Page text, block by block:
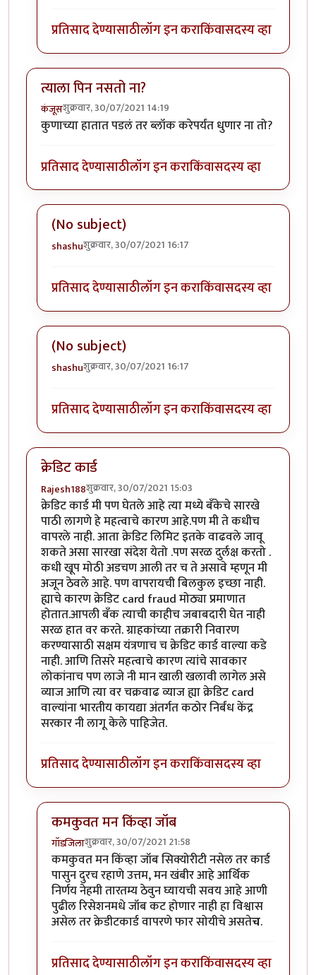
प्रतिसाद देण्यासाठीलॉग इन कराकिंवासदस्य व्हा
त्याला पिन नसतो ना?
कंजूसशुक्रवार, 30/07/2021 14:19
कुणाच्या हातात पडलं तर ब्लॉक करेपर्यंत धुणार ना तो?
प्रतिसाद देण्यासाठीलॉग इन कराकिंवासदस्य व्हा
(No subject)
shashuशुक्रवार, 30/07/2021 16:17
प्रतिसाद देण्यासाठीलॉग इन कराकिंवासदस्य व्हा
(No subject)
shashuशुक्रवार, 30/07/2021 16:17
प्रतिसाद देण्यासाठीलॉग इन कराकिंवासदस्य व्हा
क्रेडिट कार्ड
Rajesh188शुक्रवार, 30/07/2021 15:03
क्रेडिट कार्ड मी पण घेतले आहे त्या मध्ये बँकेचे सारखे
पाठी लागणे हे महत्वाचे कारण आहे.पण मी ते कधीच
वापरले नाही. आता क्रेडिट लिमिट इतके वाढवले जावू
शकते असा सारखा संदेश येतो .पण सरळ दुर्लक्ष करतो .
कधी खूप मोठी अडचण आली तर च ते असावे म्हणून मी
अजून ठेवले आहे. पण वापरायची बिलकुल इच्छा नाही.
ह्याचे कारण क्रेडिट card fraud मोठ्या प्रमाणात
होतात.आपली बँक त्याची काहीच जबाबदारी घेत नाही
सरळ हात वर करते. ग्राहकांच्या तक्रारी निवारण
करण्यासाठी सक्षम यंत्रणाच च क्रेडिट कार्ड वाल्या कडे
नाही. आणि तिसरे महत्वाचे कारण त्यांचे सावकार
लोकांनाच पण लाजे नी मान खाली खलावी लागेल असे
व्याज आणि त्या वर चक्रवाढ व्याज ह्या क्रेडिट card
वाल्यांना भारतीय कायद्या अंतर्गत कठोर निर्बंध केंद्र
सरकार नी लागू केले पाहिजेत.
प्रतिसाद देण्यासाठीलॉग इन कराकिंवासदस्य व्हा
कमकुवत मन किंव्हा जॉब
गॉडजिलाशुक्रवार, 30/07/2021 21:58
In reply toक्रेडिट कार्डbyRajesh188
कमकुवत मन किंव्हा जॉब सिक्योरीटी नसेल तर कार्ड
पासुन दुरच रहाणे उत्तम, मन खंबीर आहे आर्थिक
निर्णय नेहमी तारतम्य ठेवुन घ्यायची सवय आहे आणी
पुढील रिसेशनमधे जॉब कट होणार नाही हा विश्वास
असेल तर क्रेडीटकार्ड वापरणे फार सोयीचे असतेच.
प्रतिसाद देण्यासाठीलॉग इन कराकिंवासदस्य व्हा